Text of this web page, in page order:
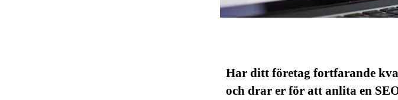
Har ditt företag fortfarande
och drar er för att anlita en